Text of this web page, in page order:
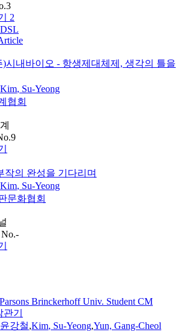
2
)시내바이오 - 항생제대체제, 생각의 틀을
Kim, Su-Yeong
협회
작의 완성을 기다리며
Kim, Su-Yeong
문화협회
Brinckerhoff Univ. Student CM
기
윤강철,Kim, Su-Yeong,Yun, Gang-Cheol